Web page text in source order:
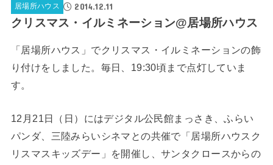
居場所ハウス 2014.12.11
クリスマス・イルミネーション@居場所ハウス
「居場所ハウス」でクリスマス・イルミネーションの飾
り付けをしました。毎日、19:30頃まで点灯していま
す。
12月21日（日）にはデジタル公民館まっさき、ふらい
パンダ、三陸みらいシネマとの共催で「居場所ハウスク
リスマスキッズデー」を開催し、サンタクロースからの